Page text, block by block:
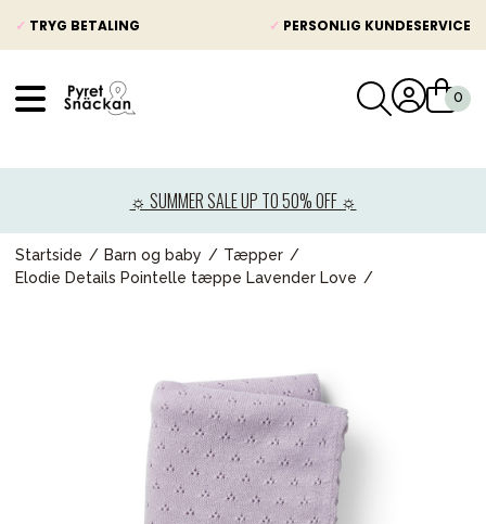
✓ TRYG BETALING ✓ PERSONLIG KUNDESERVICE
☼ SUMMER SALE UP TO 50% OFF ☼
Startside Barn og baby
Tæpper
Elodie Details Pointelle tæppe Lavender Love
Barnevogne
Autostole
Legetøj og spil
Mor & Far
Møbler & sengetøj
Tilbehør